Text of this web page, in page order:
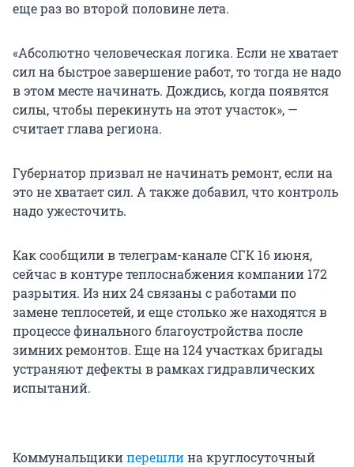
еще раз во второй половине лета.
«Абсолютно человеческая логика. Если не хватает
сил на быстрое завершение работ, то тогда не надо
в этом месте начинать. Дождись, когда появятся
силы, чтобы перекинуть на этот участок», —
считает глава региона.
Губернатор призвал не начинать ремонт, если на
это не хватает сил. А также добавил, что контроль
надо ужесточить.
Как сообщили в телеграм-канале СГК 16 июня,
сейчас в контуре теплоснабжения компании 172
разрытия. Из них 24 связаны с работами по
замене теплосетей, и еще столько же находятся в
процессе финального благоустройства после
зимних ремонтов. Еще на 124 участках бригады
устраняют дефекты в рамках гидравлических
испытаний.
Коммунальщикиперешлина круглосуточный